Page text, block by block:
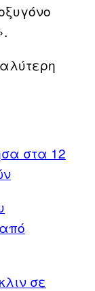
στα 12
σε